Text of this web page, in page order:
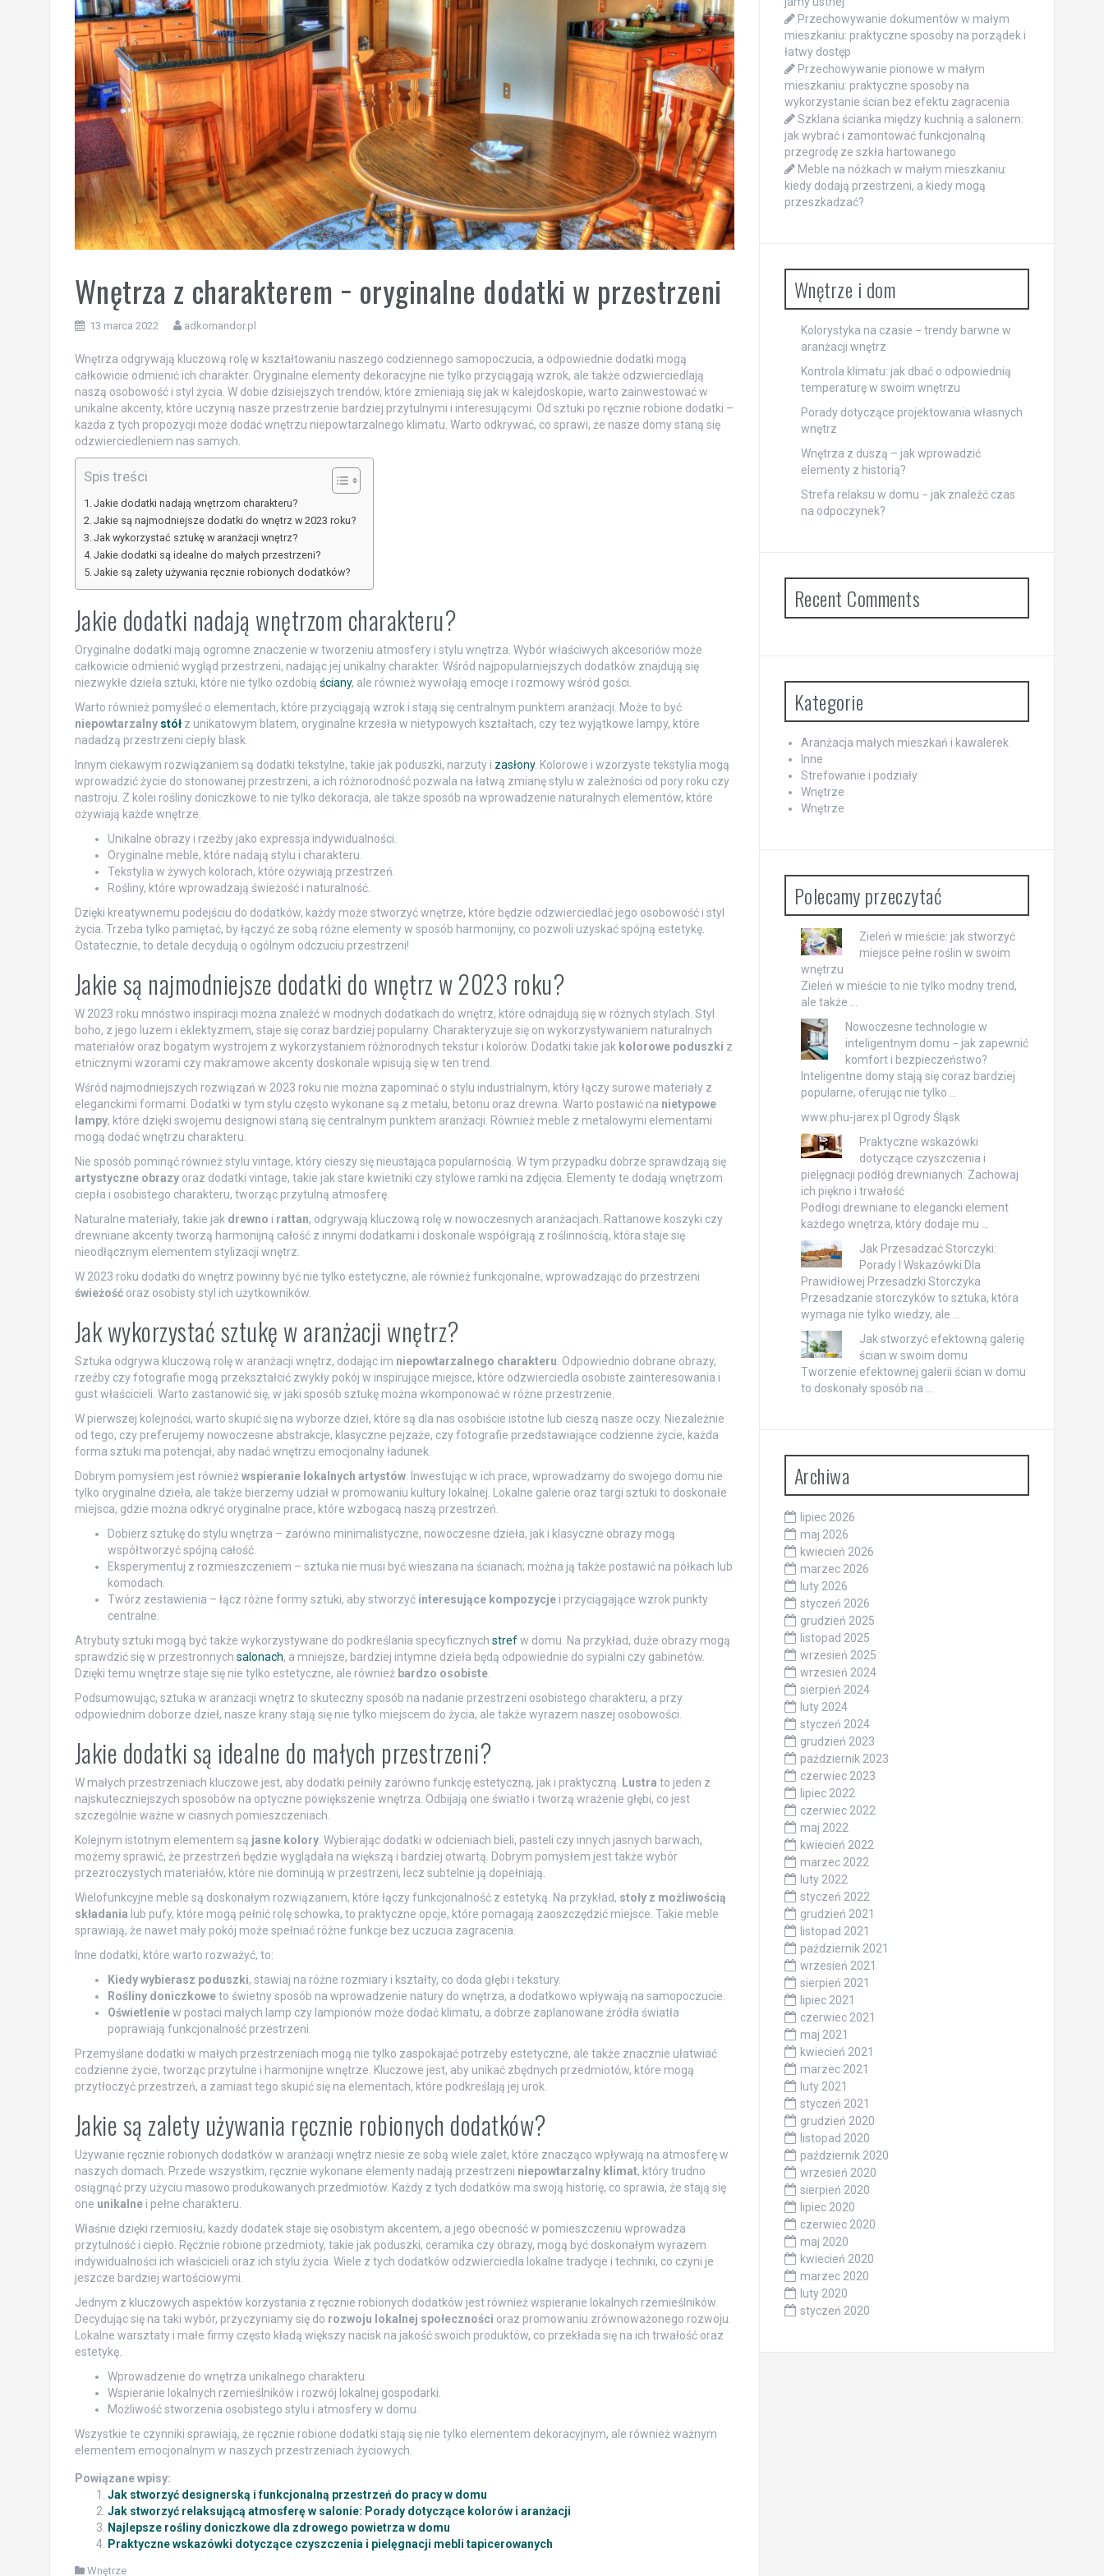
Wnętrza z charakterem − oryginalne dodatki w przestrzeni
13 marca 2022 adkomandor.pl
Wnętrza odgrywają kluczową rolę w kształtowaniu naszego codziennego samopoczucia, a odpowiednie dodatki mogą
całkowicie odmienić ich charakter. Oryginalne elementy dekoracyjne nie tylko przyciągają wzrok, ale także odzwierciedlają
naszą osobowość i styl życia. W dobie dzisiejszych trendów, które zmieniają się jak w kalejdoskopie, warto zainwestować w
unikalne akcenty, które uczynią nasze przestrzenie bardziej przytulnymi i interesującymi. Od sztuki po ręcznie robione dodatki –
każda z tych propozycji może dodać wnętrzu niepowtarzalnego klimatu. Warto odkrywać, co sprawi, że nasze domy staną się
odzwierciedleniem nas samych.
Spis treści
Jakie dodatki nadają wnętrzom charakteru?
Jakie są najmodniejsze dodatki do wnętrz w 2023 roku?
Jak wykorzystać sztukę w aranżacji wnętrz?
Jakie dodatki są idealne do małych przestrzeni?
Jakie są zalety używania ręcznie robionych dodatków?
Jakie dodatki nadają wnętrzom charakteru?
Oryginalne dodatki mają ogromne znaczenie w tworzeniu atmosfery i stylu wnętrza. Wybór właściwych akcesoriów może
całkowicie odmienić wygląd przestrzeni, nadając jej unikalny charakter. Wśród najpopularniejszych dodatków znajdują się
niezwykłe dzieła sztuki, które nie tylko ozdobią ściany, ale również wywołają emocje i rozmowy wśród gości.
Warto również pomyśleć o elementach, które przyciągają wzrok i stają się centralnym punktem aranżacji. Może to być
niepowtarzalny stółz unikatowym blatem, oryginalne krzesła w nietypowych kształtach, czy też wyjątkowe lampy, które
nadadzą przestrzeni ciepły blask.
Innym ciekawym rozwiązaniem są dodatki tekstylne, takie jak poduszki, narzuty i zasłony. Kolorowe i wzorzyste tekstylia mogą
wprowadzić życie do stonowanej przestrzeni, a ich różnorodność pozwala na łatwą zmianę stylu w zależności od pory roku czy
nastroju. Z kolei rośliny doniczkowe to nie tylko dekoracja, ale także sposób na wprowadzenie naturalnych elementów, które
ożywiają każde wnętrze.
Unikalne obrazy i rzeźby jako expressja indywidualności.
Oryginalne meble, które nadają stylu i charakteru.
Tekstylia w żywych kolorach, które ożywiają przestrzeń.
Rośliny, które wprowadzają świeżość i naturalność.
Dzięki kreatywnemu podejściu do dodatków, każdy może stworzyć wnętrze, które będzie odzwierciedlać jego osobowość i styl
życia. Trzeba tylko pamiętać, by łączyć ze sobą różne elementy w sposób harmonijny, co pozwoli uzyskać spójną estetykę.
Ostatecznie, to detale decydują o ogólnym odczuciu przestrzeni!
Jakie są najmodniejsze dodatki do wnętrz w 2023 roku?
W 2023 roku mnóstwo inspiracji można znaleźć w modnych dodatkach do wnętrz, które odnajdują się w różnych stylach. Styl
boho, z jego luzem i eklektyzmem, staje się coraz bardziej popularny. Charakteryzuje się on wykorzystywaniem naturalnych
materiałów oraz bogatym wystrojem z wykorzystaniem różnorodnych tekstur i kolorów. Dodatki takie jak kolorowe poduszki z
etnicznymi wzorami czy makramowe akcenty doskonale wpisują się w ten trend.
Wśród najmodniejszych rozwiązań w 2023 roku nie można zapominać o stylu industrialnym, który łączy surowe materiały z
eleganckimi formami. Dodatki w tym stylu często wykonane są z metalu, betonu oraz drewna. Warto postawić na nietypowe
lampy, które dzięki swojemu designowi staną się centralnym punktem aranżacji. Również meble z metalowymi elementami
mogą dodać wnętrzu charakteru.
Nie sposób pominąć również stylu vintage, który cieszy się nieustająca popularnością. W tym przypadku dobrze sprawdzają się
artystyczne obrazyoraz dodatki vintage, takie jak stare kwietniki czy stylowe ramki na zdjęcia. Elementy te dodają wnętrzom
ciepła i osobistego charakteru, tworząc przytulną atmosferę.
Naturalne materiały, takie jak drewno i rattan, odgrywają kluczową rolę w nowoczesnych aranżacjach. Rattanowe koszyki czy
drewniane akcenty tworzą harmonijną całość z innymi dodatkami i doskonale współgrają z roślinnością, która staje się
nieodłącznym elementem stylizacji wnętrz.
W 2023 roku dodatki do wnętrz powinny być nie tylko estetyczne, ale również funkcjonalne, wprowadzając do przestrzeni
świeżośćoraz osobisty styl ich użytkowników.
Jak wykorzystać sztukę w aranżacji wnętrz?
Sztuka odgrywa kluczową rolę w aranżacji wnętrz, dodając im niepowtarzalnego charakteru. Odpowiednio dobrane obrazy,
rzeźby czy fotografie mogą przekształcić zwykły pokój w inspirujące miejsce, które odzwierciedla osobiste zainteresowania i
gust właścicieli. Warto zastanowić się, w jaki sposób sztukę można wkomponować w różne przestrzenie.
W pierwszej kolejności, warto skupić się na wyborze dzieł, które są dla nas osobiście istotne lub cieszą nasze oczy. Niezależnie
od tego, czy preferujemy nowoczesne abstrakcje, klasyczne pejzaże, czy fotografie przedstawiające codzienne życie, każda
forma sztuki ma potencjał, aby nadać wnętrzu emocjonalny ładunek.
Dobrym pomysłem jest równieżwspieranie lokalnych artystów. Inwestując w ich prace, wprowadzamy do swojego domu nie
tylko oryginalne dzieła, ale także bierzemy udział w promowaniu kultury lokalnej. Lokalne galerie oraz targi sztuki to doskonałe
miejsca, gdzie można odkryć oryginalne prace, które wzbogacą naszą przestrzeń.
Dobierz sztukę do stylu wnętrza – zarówno minimalistyczne, nowoczesne dzieła, jak i klasyczne obrazy mogą
współtworzyć spójną całość.
Eksperymentuj z rozmieszczeniem – sztuka nie musi być wieszana na ścianach; można ją także postawić na półkach lub
komodach.
Twórz zestawienia – łącz różne formy sztuki, aby stworzyć interesujące kompozycjei przyciągające wzrok punkty
centralne.
Atrybuty sztuki mogą być także wykorzystywane do podkreślania specyficznych strefw domu. Na przykład, duże obrazy mogą
sprawdzić się w przestronnych salonach, a mniejsze, bardziej intymne dzieła będą odpowiednie do sypialni czy gabinetów.
Dzięki temu wnętrze staje się nie tylko estetyczne, ale również bardzo osobiste.
Podsumowując, sztuka w aranżacji wnętrz to skuteczny sposób na nadanie przestrzeni osobistego charakteru, a przy
odpowiednim doborze dzieł, nasze krany stają się nie tylko miejscem do życia, ale także wyrazem naszej osobowości.
Jakie dodatki są idealne do małych przestrzeni?
W małych przestrzeniach kluczowe jest, aby dodatki pełniły zarówno funkcję estetyczną, jak i praktyczną. Lustra to jeden z
najskuteczniejszych sposobów na optyczne powiększenie wnętrza. Odbijają one światło i tworzą wrażenie głębi, co jest
szczególnie ważne w ciasnych pomieszczeniach.
Kolejnym istotnym elementem są jasne kolory. Wybierając dodatki w odcieniach bieli, pasteli czy innych jasnych barwach,
możemy sprawić, że przestrzeń będzie wyglądała na większą i bardziej otwartą. Dobrym pomysłem jest także wybór
przezroczystych materiałów, które nie dominują w przestrzeni, lecz subtelnie ją dopełniają.
Wielofunkcyjne meble są doskonałym rozwiązaniem, które łączy funkcjonalność z estetyką. Na przykład, stoły z możliwością
składania lub pufy, które mogą pełnić rolę schowka, to praktyczne opcje, które pomagają zaoszczędzić miejsce. Takie meble
sprawiają, że nawet mały pokój może spełniać różne funkcje bez uczucia zagracenia.
Inne dodatki, które warto rozważyć, to:
Kiedy wybierasz poduszki, stawiaj na różne rozmiary i kształty, co doda głębi i tekstury.
Rośliny doniczkoweto świetny sposób na wprowadzenie natury do wnętrza, a dodatkowo wpływają na samopoczucie.
Oświetleniew postaci małych lamp czy lampionów może dodać klimatu, a dobrze zaplanowane źródła światła
poprawiają funkcjonalność przestrzeni.
Przemyślane dodatki w małych przestrzeniach mogą nie tylko zaspokajać potrzeby estetyczne, ale także znacznie ułatwiać
codzienne życie, tworząc przytulne i harmonijne wnętrze. Kluczowe jest, aby unikać zbędnych przedmiotów, które mogą
przytłoczyć przestrzeń, a zamiast tego skupić się na elementach, które podkreślają jej urok.
Jakie są zalety używania ręcznie robionych dodatków?
Używanie ręcznie robionych dodatków w aranżacji wnętrz niesie ze sobą wiele zalet, które znacząco wpływają na atmosferę w
naszych domach. Przede wszystkim, ręcznie wykonane elementy nadają przestrzeni niepowtarzalny klimat, który trudno
osiągnąć przy użyciu masowo produkowanych przedmiotów. Każdy z tych dodatków ma swoją historię, co sprawia, że stają się
one unikalnei pełne charakteru.
Właśnie dzięki rzemiosłu, każdy dodatek staje się osobistym akcentem, a jego obecność w pomieszczeniu wprowadza
przytulność i ciepło. Ręcznie robione przedmioty, takie jak poduszki, ceramika czy obrazy, mogą być doskonałym wyrazem
indywidualności ich właścicieli oraz ich stylu życia. Wiele z tych dodatków odzwierciedla lokalne tradycje i techniki, co czyni je
jeszcze bardziej wartościowymi.
Jednym z kluczowych aspektów korzystania z ręcznie robionych dodatków jest również wspieranie lokalnych rzemieślników.
Decydując się na taki wybór, przyczyniamy się do rozwoju lokalnej społeczności oraz promowaniu zrównoważonego rozwoju.
Lokalne warsztaty i małe firmy często kładą większy nacisk na jakość swoich produktów, co przekłada się na ich trwałość oraz
estetykę.
Wprowadzenie do wnętrza unikalnego charakteru.
Wspieranie lokalnych rzemieślników i rozwój lokalnej gospodarki.
Możliwość stworzenia osobistego stylu i atmosfery w domu.
Wszystkie te czynniki sprawiają, że ręcznie robione dodatki stają się nie tylko elementem dekoracyjnym, ale również ważnym
elementem emocjonalnym w naszych przestrzeniach życiowych.
Powiązane wpisy:
Jak stworzyć designerską i funkcjonalną przestrzeń do pracy w domu
Jak stworzyć relaksującą atmosferę w salonie: Porady dotyczące kolorów i aranżacji
Najlepsze rośliny doniczkowe dla zdrowego powietrza w domu
Praktyczne wskazówki dotyczące czyszczenia i pielęgnacji mebli tapicerowanych
Wnętrze
Przechowywanie dokumentów w małym
mieszkaniu: praktyczne sposoby na porządek i
łatwy dostęp
Przechowywanie pionowe w małym
mieszkaniu: praktyczne sposoby na
wykorzystanie ścian bez efektu zagracenia
Szklana ścianka między kuchnią a salonem:
jak wybrać i zamontować funkcjonalną
przegrodę ze szkła hartowanego
Meble na nóżkach w małym mieszkaniu:
kiedy dodają przestrzeni, a kiedy mogą
przeszkadzać?
Wnętrze i dom
Kolorystyka na czasie − trendy barwne w
aranżacji wnętrz
Kontrola klimatu: jak dbać o odpowiednią
temperaturę w swoim wnętrzu
Porady dotyczące projektowania własnych
wnętrz
Wnętrza z duszą – jak wprowadzić
elementy z historią?
Strefa relaksu w domu − jak znaleźć czas
na odpoczynek?
Recent Comments
Kategorie
Aranżacja małych mieszkań i kawalerek
Inne
Strefowanie i podziały
Wnętrze
Wnętrze
Polecamy przeczytać
Zieleń w mieście: jak stworzyć
miejsce pełne roślin w swoim
wnętrzu
Zieleń w mieście to nie tylko modny trend,
ale także …
Nowoczesne technologie w
inteligentnym domu − jak zapewnić
komfort i bezpieczeństwo?
Inteligentne domy stają się coraz bardziej
popularne, oferując nie tylko …
www.phu-jarex.pl Ogrody Śląsk
Praktyczne wskazówki
dotyczące czyszczenia i
pielęgnacji podłóg drewnianych: Zachowaj
ich piękno i trwałość
Podłogi drewniane to elegancki element
każdego wnętrza, który dodaje mu …
Jak Przesadzać Storczyki:
Porady I Wskazówki Dla
Prawidłowej Przesadzki Storczyka
Przesadzanie storczyków to sztuka, która
wymaga nie tylko wiedzy, ale …
Jak stworzyć efektowną galerię
ścian w swoim domu
Tworzenie efektownej galerii ścian w domu
to doskonały sposób na …
Archiwa
lipiec 2026
maj 2026
kwiecień 2026
marzec 2026
luty 2026
styczeń 2026
grudzień 2025
listopad 2025
wrzesień 2025
wrzesień 2024
sierpień 2024
luty 2024
styczeń 2024
grudzień 2023
październik 2023
czerwiec 2023
lipiec 2022
czerwiec 2022
maj 2022
kwiecień 2022
marzec 2022
luty 2022
styczeń 2022
grudzień 2021
listopad 2021
październik 2021
wrzesień 2021
sierpień 2021
lipiec 2021
czerwiec 2021
maj 2021
kwiecień 2021
marzec 2021
luty 2021
styczeń 2021
grudzień 2020
listopad 2020
październik 2020
wrzesień 2020
sierpień 2020
lipiec 2020
czerwiec 2020
maj 2020
kwiecień 2020
marzec 2020
luty 2020
styczeń 2020